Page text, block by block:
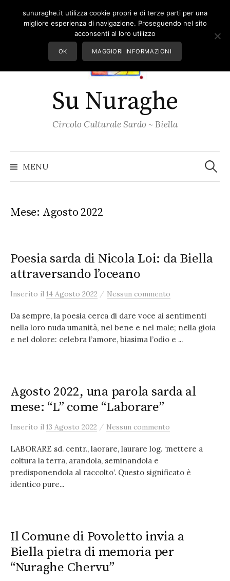
Su Nuraghe
Circolo Culturale Sardo ~ Biella
MENU per:
Mese: Agosto 2022
Poesia sarda di Nicola Loi: da Biella
attraversando l’oceano
Inserito il 14 Agosto 2022 / Nessun commento
Da sempre, la poesia cerca di dare voce ai sentimenti
nella loro nuda umanità, nel bene e nel male; nella gioia
e nel dolore: celebra l’amore, biasima l’odio e ...
Agosto 2022, una parola sarda al
mese: “L” come “Laborare”
Inserito il 13 Agosto 2022 / Nessun commento
LABORARE sd. centr., laorare, laurare log. ‘mettere a
coltura la terra, arandola, seminandola e
predisponendola al raccolto’. Questo significato è
identico pure...
Il Comune di Povoletto invia a
Biella pietra di memoria per
“Nuraghe Chervu”
sunuraghe.it utilizza cookie propri e di terze parti per una
migliore esperienza di navigazione. Proseguendo nel sito
acconsenti al loro utilizzo
OK MAGGIORI INFORMAZIONI